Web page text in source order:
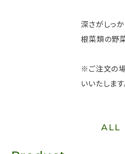
深さがしっか
根菜類の野
※ご注文の
いいたします
ALL